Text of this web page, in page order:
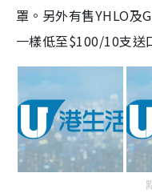
罩。另外有售YHLO及
一樣低至$100/10支送